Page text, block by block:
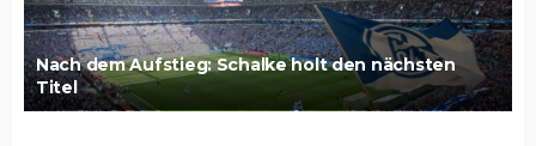
Nach dem Aufstieg: Schalke holt den nächsten
Titel